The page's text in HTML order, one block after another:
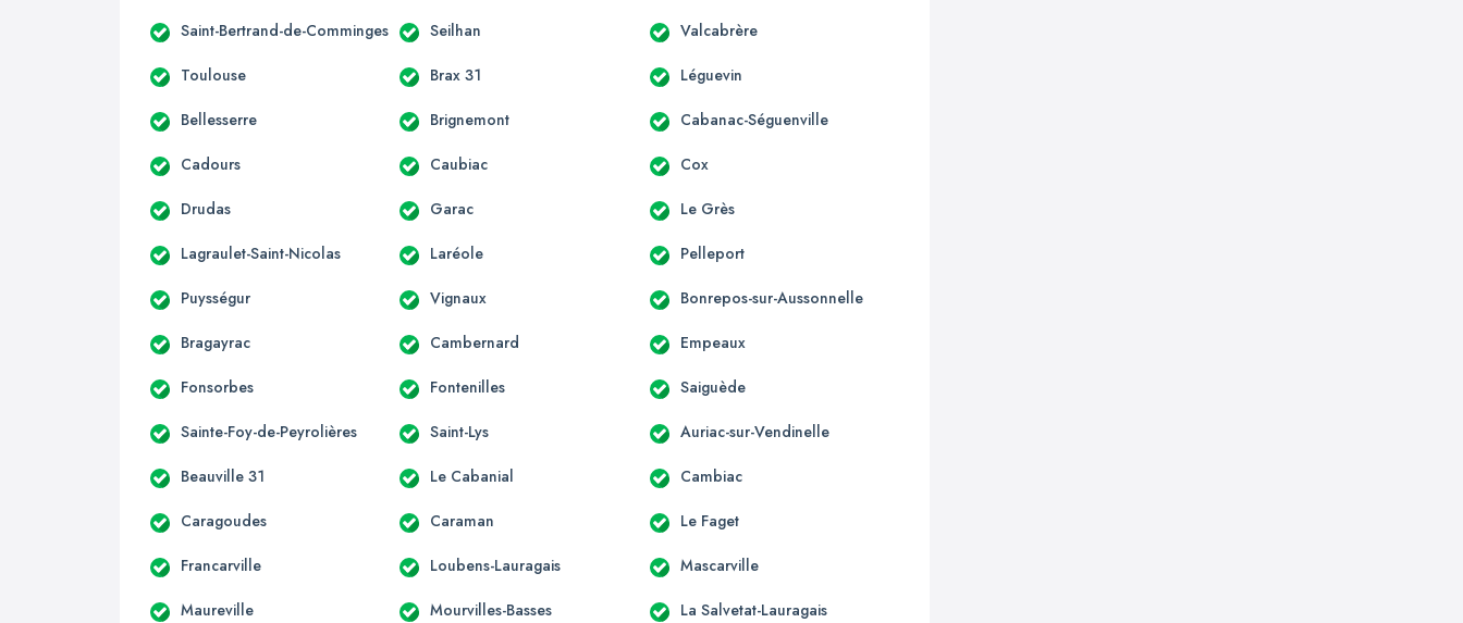
Saint-Bertrand-de-Comminges Seilhan Valcabrère
Toulouse Brax 31 Léguevin
Bellesserre Brignemont Cabanac-Séguenville
Cadours Caubiac Cox
Drudas Garac Le Grès
Lagraulet-Saint-Nicolas Laréole Pelleport
Puysségur Vignaux Bonrepos-sur-Aussonnelle
Bragayrac Cambernard Empeaux
Fonsorbes Fontenilles Saiguède
Sainte-Foy-de-Peyrolières Saint-Lys Auriac-sur-Vendinelle
Beauville 31 Le Cabanial Cambiac
Caragoudes Caraman Le Faget
Francarville Loubens-Lauragais Mascarville
Maureville Mourvilles-Basses La Salvetat-Lauragais